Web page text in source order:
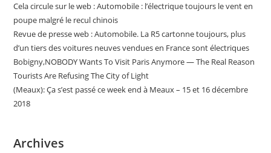
Cela circule sur le web : Automobile : l’électrique toujours le vent en
poupe malgré le recul chinois
Revue de presse web : Automobile. La R5 cartonne toujours, plus
d’un tiers des voitures neuves vendues en France sont électriques
Bobigny,NOBODY Wants To Visit Paris Anymore — The Real Reason
Tourists Are Refusing The City of Light
(Meaux): Ça s’est passé ce week end à Meaux – 15 et 16 décembre
2018
Archives